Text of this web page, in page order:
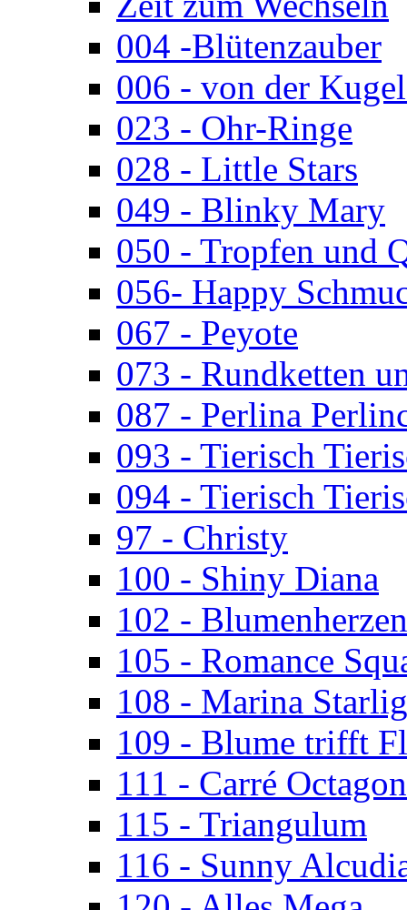
004 -Blütenzauber
006 - von der
023 - Ohr-Ringe
028 - Little Stars
049 - Blinky Mary
050 - Tropfen und
056- Happy
067 - Peyote
073 - Rundketten
087 - Perlina
093 - Tierisch
094 - Tierisch
97 - Christy
100 - Shiny Diana
102 - Blumenherzen
105 - Romance
108 - Marina
109 - Blume trifft
111 - Carré Octagon
115 - Triangulum
116 - Sunny